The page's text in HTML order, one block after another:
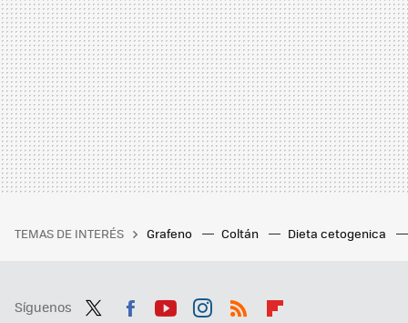
TEMAS DE INTERÉS Grafeno Coltán Dieta cetogenica
Síguenos